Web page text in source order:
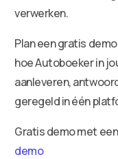
verwerken.
Plan een gratis
hoe Autoboeker in
aanleveren,
geregeld in één
Gratis demo met
demo